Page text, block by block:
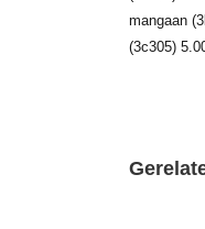
mangaan
(3c305)